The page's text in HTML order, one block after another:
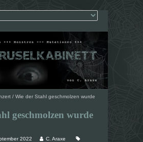
/ Wie der Stahl geschmolzen wurde
geschmolzen wurde
2022 C. Araxe